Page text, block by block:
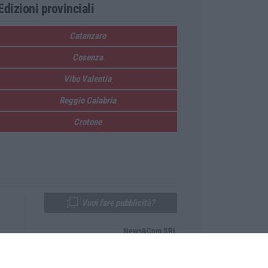
provinciali
Catanzaro
Cosenza
Vibo Valentia
Reggio Calabria
Crotone
News&Com SRL